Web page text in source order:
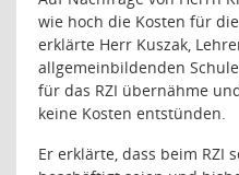
wie hoch die Kosten für
erklärte Herr Kuszak,
allgemeinbildenden
für das RZI übernähme
keine Kosten entstünden.
Er erklärte, dass beim RZI